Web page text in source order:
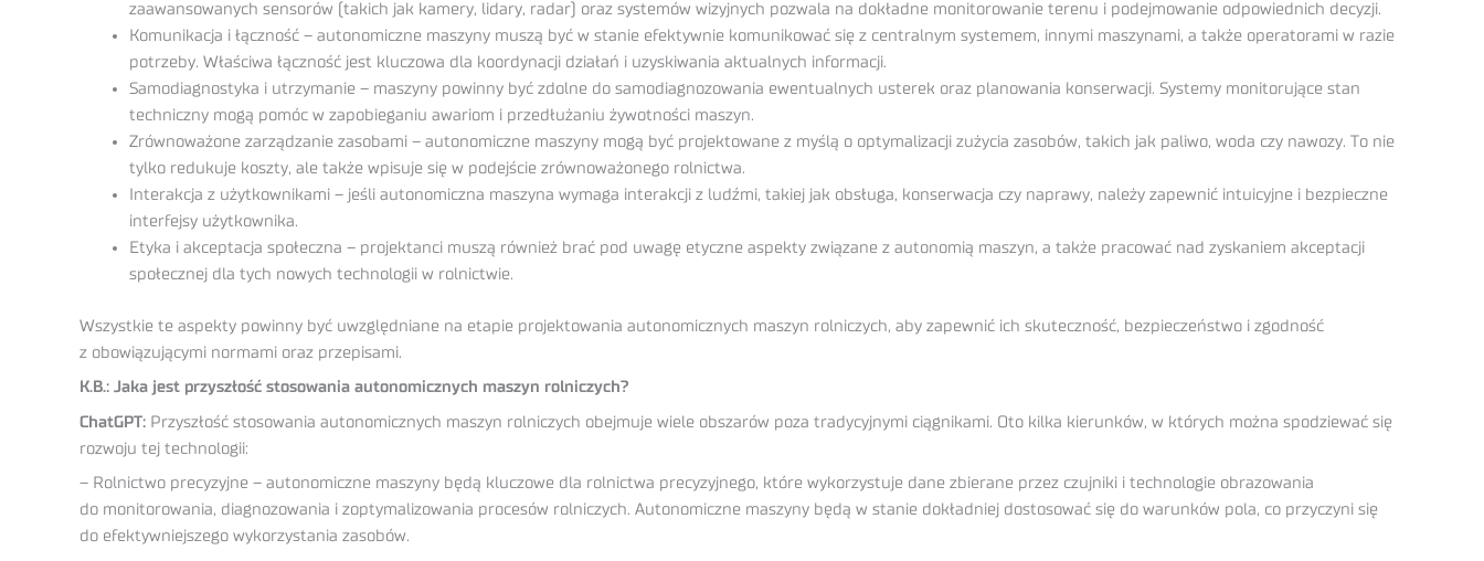
zaawansowanych sensorów (takich jak kamery, lidary, radar) oraz systemów wizyjnych pozwala na dokładne monitorowanie terenu i podejmowanie odpowiednich decyzji.
Komunikacja i łączność – autonomiczne maszyny muszą być w stanie efektywnie komunikować się z centralnym systemem, innymi maszynami, a także operatorami w razie
potrzeby. Właściwa łączność jest kluczowa dla koordynacji działań i uzyskiwania aktualnych informacji.
Samodiagnostyka i utrzymanie – maszyny powinny być zdolne do samodiagnozowania ewentualnych usterek oraz planowania konserwacji. Systemy monitorujące stan
techniczny mogą pomóc w zapobieganiu awariom i przedłużaniu żywotności maszyn.
Zrównoważone zarządzanie zasobami – autonomiczne maszyny mogą być projektowane z myślą o optymalizacji zużycia zasobów, takich jak paliwo, woda czy nawozy. To nie
tylko redukuje koszty, ale także wpisuje się w podejście zrównoważonego rolnictwa.
Interakcja z użytkownikami – jeśli autonomiczna maszyna wymaga interakcji z ludźmi, takiej jak obsługa, konserwacja czy naprawy, należy zapewnić intuicyjne i bezpieczne
interfejsy użytkownika.
Etyka i akceptacja społeczna – projektanci muszą również brać pod uwagę etyczne aspekty związane z autonomią maszyn, a także pracować nad zyskaniem akceptacji
społecznej dla tych nowych technologii w rolnictwie.
Wszystkie te aspekty powinny być uwzględniane na etapie projektowania autonomicznych maszyn rolniczych, aby zapewnić ich skuteczność, bezpieczeństwo i zgodność
z obowiązującymi normami oraz przepisami.
K.B.: Jaka jest przyszłość stosowania autonomicznych maszyn rolniczych?
ChatGPT: Przyszłość stosowania autonomicznych maszyn rolniczych obejmuje wiele obszarów poza tradycyjnymi ciągnikami. Oto kilka kierunków, w których można spodziewać się
rozwoju tej technologii:
– Rolnictwo precyzyjne – autonomiczne maszyny będą kluczowe dla rolnictwa precyzyjnego, które wykorzystuje dane zbierane przez czujniki i technologie obrazowania
do monitorowania, diagnozowania i zoptymalizowania procesów rolniczych. Autonomiczne maszyny będą w stanie dokładniej dostosować się do warunków pola, co przyczyni się
do efektywniejszego wykorzystania zasobów.